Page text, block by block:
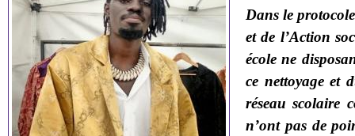
Dans le
et de l’Action
école ne
ce nettoyage et
réseau scolaire
n’ont pas de